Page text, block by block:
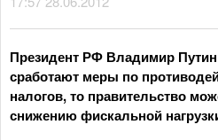
Президент РФ Владимир Путин
сработают меры по
налогов, то правительство
снижению фискальной